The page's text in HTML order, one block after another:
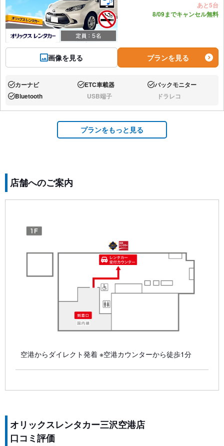
画像を見る
あと5台
8/09までキャンセル無料
プランを見る
あり:カーナビ あり:ETC車載器 あり:バックモニター
あり:Bluetooth なし:USB端子 なし:ドラレコ
プランをもっと見る
店舗へのご案内
空港からダイレクト発着 ※空港カウンターから徒歩1分
オリックスレンタカー三沢空港店
口コミ評価